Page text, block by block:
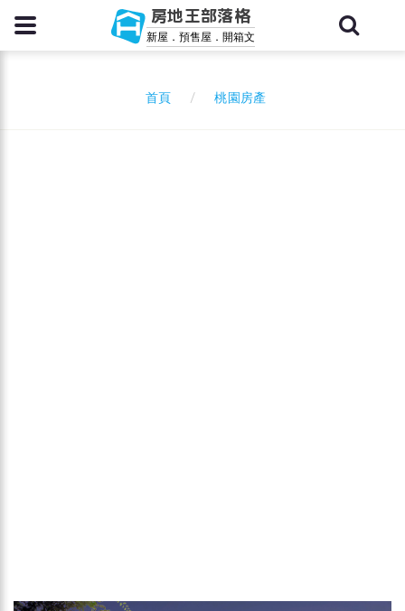
房地王部落格
新屋．預售屋．開箱文
首頁 桃園房產